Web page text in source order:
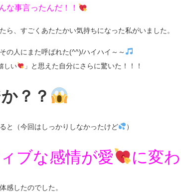
な事言ったんだ！！
ら、すごくあたたかい気持ちになった私がいました。
の人にまた呼ばれた(^^)/ハイハイ～～
しい 」 と思えた自分にさらに驚いた！！！
？？
と（今回はしっかりしなかったけど ）
ブな感情が愛 に変わ
感したのでした。